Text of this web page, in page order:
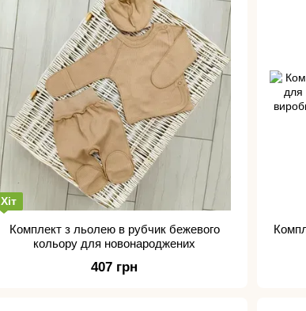
Хіт
Комплект з льолею в рубчик бежевого
кольору для новонароджених
407 грн